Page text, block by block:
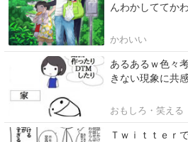
んわかしててか
かわいい
あるあるｗ色々
きない現象に共
おもしろ・笑える
Ｔｗｉｔｔｅｒ